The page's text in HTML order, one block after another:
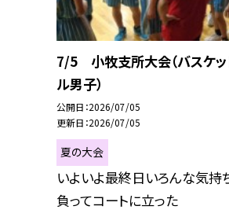
7/5 小牧支所大会（バスケッ
ル男子）
公開日 2026/07/05
更新日 2026/07/05
夏の大会
いよいよ最終日いろんな気持
負ってコートに立った